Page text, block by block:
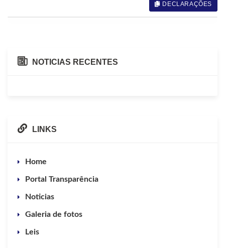
DECLARAÇÕES
NOTICIAS RECENTES
LINKS
Home
Portal Transparência
Noticias
Galeria de fotos
Leis